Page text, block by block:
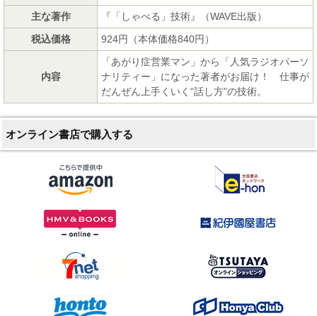
主な著作
『「しゃべる」技術』（WAVE出版）
税込価格
924円（本体価格840円）
内容
「あがり症営業マン」から「人気ラジオパーソ
ナリティー」になった著者がお届け！ 仕事が
だんぜん上手くいく“話し方”の技術。
オンライン書店で購入する